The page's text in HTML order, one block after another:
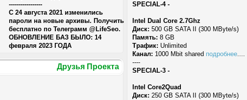
-----------------
С 24 августа 2021 изменились
пароли на новые архивы. Получить
бесплатно по Телеграмм @LifeSeo.
ОБНОВЛЕНИЕ БАЗ БЫЛО: 14
февраля 2023 ГОДА
Друзья Проекта
SPECIAL-4 -
Intel Dual Core 2.7Ghz
Диск: 500 GB SATA II (300 MByte/s)
Память: 8 GB
Трафик: Unlimited
Канал: 1000 Mbit shared подробнее....
----
SPECIAL-3 -
Intel Core2Quad
Диск: 250 GB SATA II (300 MByte/s)